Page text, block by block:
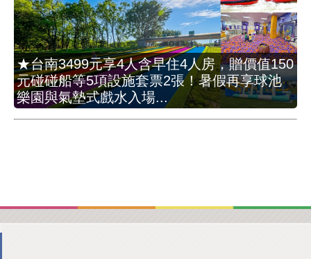
★台南3499元享4人含早住4人房，贈價值150
元碰碰船等5項設施套票2張！暑假再享球池
樂園與氣墊式戲水入場...